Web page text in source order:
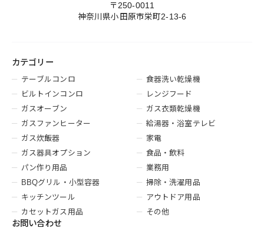
〒250-0011
神奈川県小田原市栄町2-13-6
カテゴリー
テーブルコンロ
ビルトインコンロ
ガスオーブン
ガスファンヒーター
ガス炊飯器
ガス器具オプション
パン作り用品
BBQグリル・小型容器
キッチンツール
カセットガス用品
食器洗い乾燥機
レンジフード
ガス衣類乾燥機
給湯器・浴室テレビ
家電
食品・飲料
業務用
掃除・洗濯用品
アウトドア用品
その他
お問い合わせ